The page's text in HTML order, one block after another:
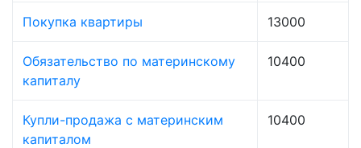
Покупка квартиры 13000
Обязательство по материнскому
капиталу
10400
Купли-продажа с материнским
капиталом
10400